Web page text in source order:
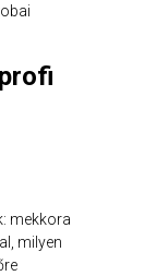
mekkora
milyen